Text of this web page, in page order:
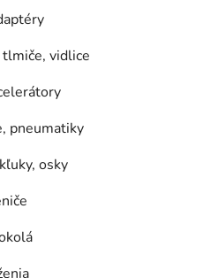
vidlice
pneumatiky
osky